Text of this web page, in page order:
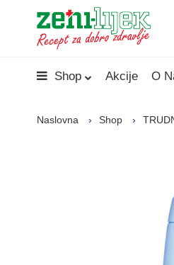
Shop Akcije O
Naslovna Shop